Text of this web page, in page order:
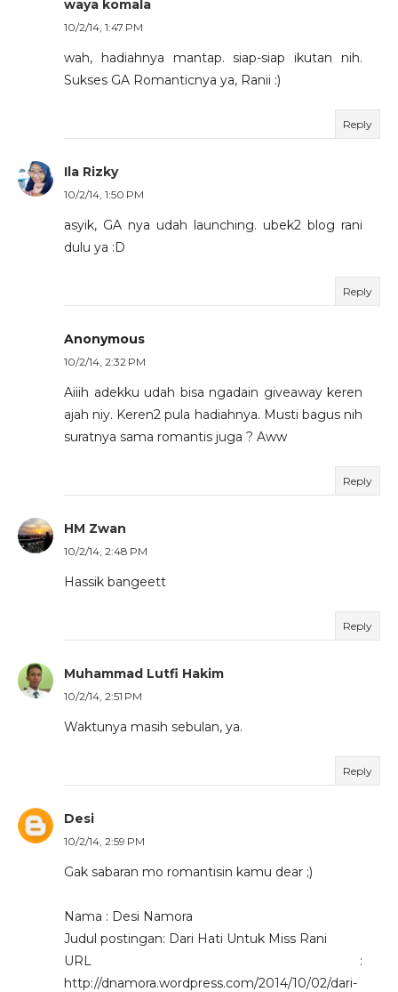
waya komala
10/2/14, 1:47 PM
wah, hadiahnya mantap. siap-siap ikutan nih.
Sukses GA Romanticnya ya, Ranii :)
Reply
Ila Rizky
10/2/14, 1:50 PM
asyik, GA nya udah launching. ubek2 blog rani
dulu ya :D
Reply
Anonymous
10/2/14, 2:32 PM
Aiiih adekku udah bisa ngadain giveaway keren
ajah niy. Keren2 pula hadiahnya. Musti bagus nih
suratnya sama romantis juga ? Aww
Reply
HM Zwan
10/2/14, 2:48 PM
Hassik bangeett
Reply
Muhammad Lutfi Hakim
10/2/14, 2:51 PM
Waktunya masih sebulan, ya.
Reply
Desi
10/2/14, 2:59 PM
Gak sabaran mo romantisin kamu dear ;)
Nama : Desi Namora
Judul postingan: Dari Hati Untuk Miss Rani
URL :
http://dnamora.wordpress.com/2014/10/02/dari-